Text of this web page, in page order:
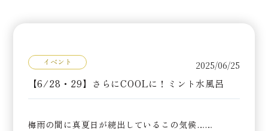
イベント 2025/06/25
【6/28・29】さらにCOOLに！ミント水風呂
梅雨の間に真夏日が続出しているこの気候……